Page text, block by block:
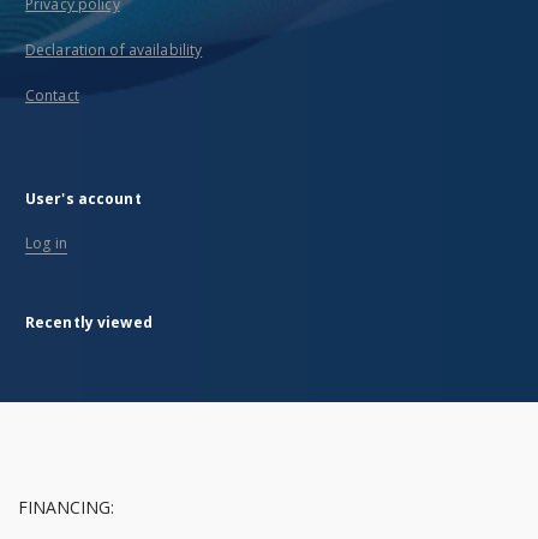
Privacy policy
Declaration of availability
Contact
User's account
Log in
Recently viewed
FINANCING: